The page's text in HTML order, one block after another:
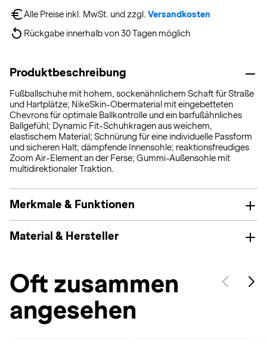
Alle Preise inkl. MwSt. und zzgl. Versandkosten
Rückgabe innerhalb von 30 Tagen möglich
Produktbeschreibung
Fußballschuhe mit hohem, sockenähnlichem Schaft für Straße
und Hartplätze; NikeSkin-Obermaterial mit eingebetteten
Chevrons für optimale Ballkontrolle und ein barfußähnliches
Ballgefühl; Dynamic Fit-Schuhkragen aus weichem,
elastischem Material; Schnürung für eine individuelle Passform
und sicheren Halt; dämpfende Innensohle; reaktionsfreudiges
Zoom Air-Element an der Ferse; Gummi-Außensohle mit
multidirektionaler Traktion.
Merkmale & Funktionen
Material & Hersteller
Oft zusammen
angesehen